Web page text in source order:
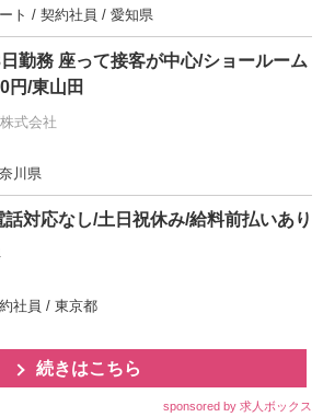
ト / 契約社員 / 愛知県
勤務 座って接客が中心/ショールーム
円/東山田
式会社
川県
対応なし/土日祝休み/給料前払いあり
社員 / 東京都
続きはこちら
sponsored by 求人ボックス